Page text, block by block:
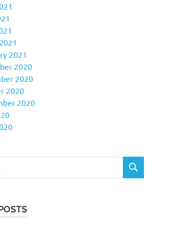
2021
2020
2020
2020
2020
SEARCH